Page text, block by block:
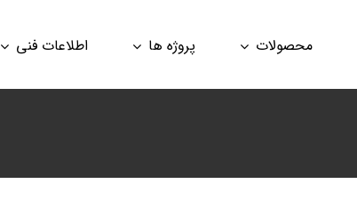
محصولات پروژه ها اطلاعات فنی